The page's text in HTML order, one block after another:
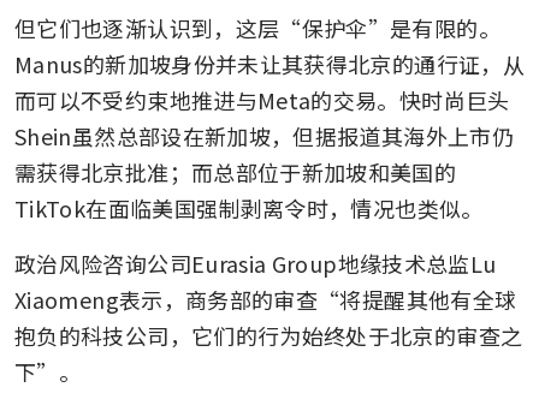
但它们也逐渐认识到，这层“保护伞”是有限的。
Manus的新加坡身份并未让其获得北京的通行证，从
而可以不受约束地推进与Meta的交易。快时尚巨头
Shein虽然总部设在新加坡，但据报道其海外上市仍
需获得北京批准；而总部位于新加坡和美国的
TikTok在面临美国强制剥离令时，情况也类似。
政治风险咨询公司Eurasia Group地缘技术总监Lu
Xiaomeng表示，商务部的审查“将提醒其他有全球
抱负的科技公司，它们的行为始终处于北京的审查之
下”。